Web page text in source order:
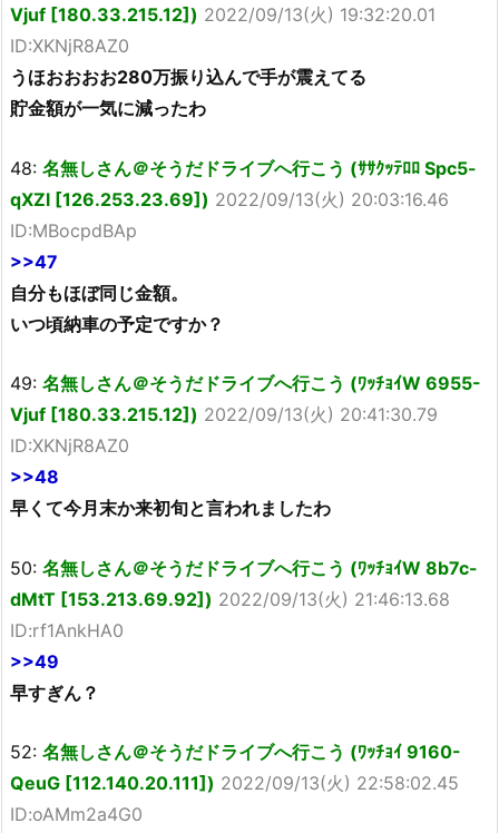
Vjuf [180.33.215.12]) 2022/09/13(火) 19:32:20.01
ID:XKNjR8AZ0
うほおおおお280万振り込んで手が震えてる
貯金額が一気に減ったわ
48: 名無しさん＠そうだドライブへ行こう (ｻｻｸｯﾃﾛﾛ Spc5-
qXZl [126.253.23.69]) 2022/09/13(火) 20:03:16.46
ID:MBocpdBAp
>>47
自分もほぼ同じ金額。
いつ頃納車の予定ですか？
49: 名無しさん＠そうだドライブへ行こう (ﾜｯﾁｮｲW 6955-
Vjuf [180.33.215.12]) 2022/09/13(火) 20:41:30.79
ID:XKNjR8AZ0
>>48
早くて今月末か来初旬と言われましたわ
50: 名無しさん＠そうだドライブへ行こう (ﾜｯﾁｮｲW 8b7c-
dMtT [153.213.69.92]) 2022/09/13(火) 21:46:13.68
ID:rf1AnkHA0
>>49
早すぎん？
52: 名無しさん＠そうだドライブへ行こう (ﾜｯﾁｮｲ 9160-
QeuG [112.140.20.111]) 2022/09/13(火) 22:58:02.45
ID:oAMm2a4G0